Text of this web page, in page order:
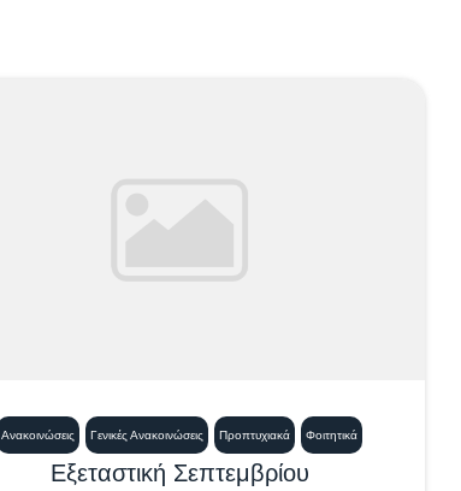
Ανακοινώσεις Γενικές Ανακοινώσεις Προπτυχιακά Φοιτητικά
Εξεταστική Σεπτεμβρίου